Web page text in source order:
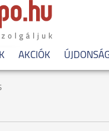
AKCIÓK